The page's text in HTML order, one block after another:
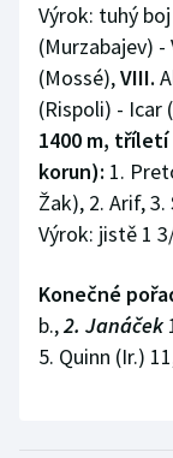
Ostatní
Výrok: tuhý
(Murzabajev)
(Mossé),VIII.
(Rispoli) - Icar
1400 m, tříletí
korun): 1.
Žak), 2. Arif,
Výrok: jistě 1
Konečné
b.,2. Janáček
5. Quinn (Ir.)